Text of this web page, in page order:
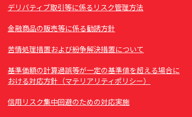
デリバティブ取引等に係るリスク管理方法
金融商品の販売等に係る勧誘方針
苦情処理措置および紛争解決措置について
基準価額の計算過誤等が一定の基準値を超える場合に
おける対応方針（マテリアリティポリシー）
信用リスク集中回避のための対応実施